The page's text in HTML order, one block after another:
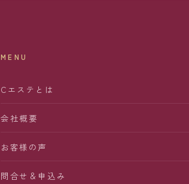
MENU
Cエステとは
会社概要
お客様の声
問合せ＆申込み